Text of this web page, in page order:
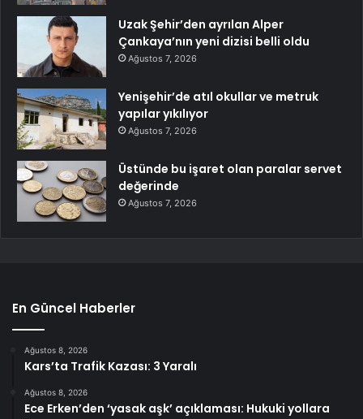
Uzak Şehir’den ayrılan Alper
Çankaya’nın yeni dizisi belli oldu
Ağustos 7, 2026
Yenişehir’de atıl okullar ve metruk
yapılar yıkılıyor
Ağustos 7, 2026
Üstünde bu işaret olan paralar servet
değerinde
Ağustos 7, 2026
En Güncel Haberler
Ağustos 8, 2026
Kars’ta Trafik Kazası: 3 Yaralı
Ağustos 8, 2026
Ece Erken’den ‘yasak aşk’ açıklaması: Hukuki yollara